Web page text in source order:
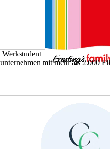
Werkstudent
mit mehr als 2.000